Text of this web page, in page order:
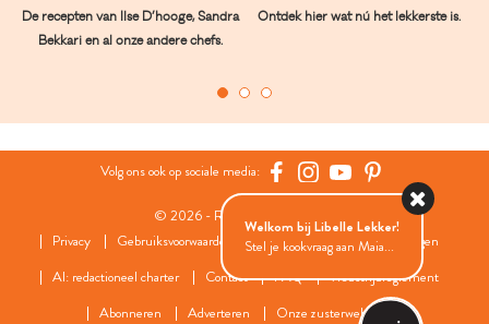
De recepten van Ilse D’hooge, Sandra
Bekkari en al onze andere chefs.
Ontdek hier wat nú het lekkerste is.
Volg ons ook op sociale media:
© 2026 - Roularta Media Group
Privacy
Gebruiksvoorwaarden Cookies
Cookies instellingen
AI: redactioneel charter
Contact FAQ
Wedstrijdreglement
Abonneren
Adverteren Onze zusterwebsites
Welkom bij Libelle Lekker!
Stel je kookvraag aan Maia...